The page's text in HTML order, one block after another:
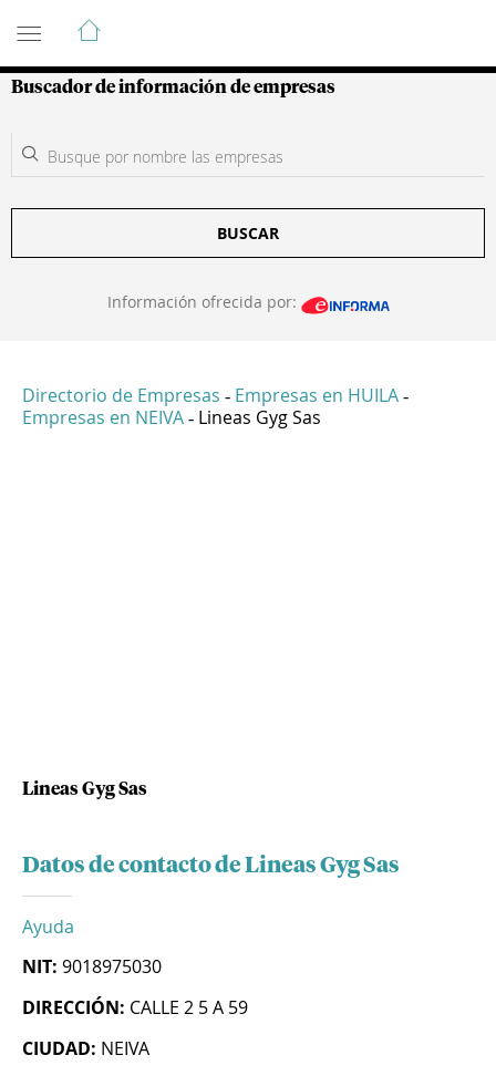
Guía de Empresas Colombianas
Buscador de información de empresas
BUSCAR
Información ofrecida por:
Directorio de Empresas - Empresas en HUILA -
Empresas en NEIVA - Lineas Gyg Sas
Lineas Gyg Sas
Datos de contacto de Lineas Gyg Sas
Ayuda
NIT: 9018975030
DIRECCIÓN: CALLE 2 5 A 59
CIUDAD: NEIVA